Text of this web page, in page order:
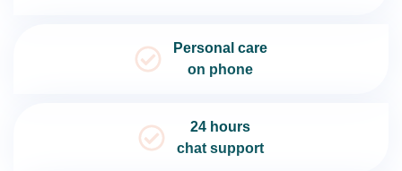
Personal care
on phone
24 hours
chat support